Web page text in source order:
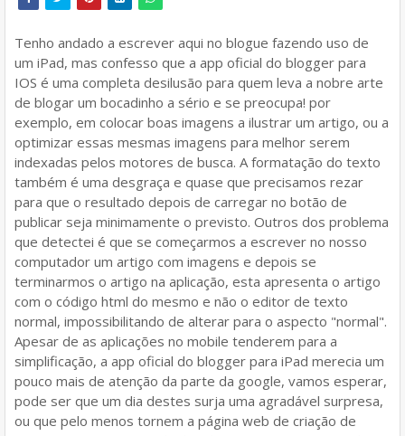
Tenho andado a escrever aqui no blogue fazendo uso de
um iPad, mas confesso que a app oficial do blogger para
IOS é uma completa desilusão para quem leva a nobre arte
de blogar um bocadinho a sério e se preocupa! por
exemplo, em colocar boas imagens a ilustrar um artigo, ou a
optimizar essas mesmas imagens para melhor serem
indexadas pelos motores de busca. A formatação do texto
também é uma desgraça e quase que precisamos rezar
para que o resultado depois de carregar no botão de
publicar seja minimamente o previsto. Outros dos problema
que detectei é que se começarmos a escrever no nosso
computador um artigo com imagens e depois se
terminarmos o artigo na aplicação, esta apresenta o artigo
com o código html do mesmo e não o editor de texto
normal, impossibilitando de alterar para o aspecto "normal".
Apesar de as aplicações no mobile tenderem para a
simplificação, a app oficial do blogger para iPad merecia um
pouco mais de atenção da parte da google, vamos esperar,
pode ser que um dia destes surja uma agradável surpresa,
ou que pelo menos tornem a página web de criação de